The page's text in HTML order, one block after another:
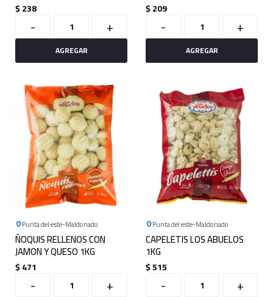
$238
- +
$209
- +
Punta del este Maldonado
ÑOQUIS RELLENOS CON
JAMON Y QUESO 1KG
$471
- +
Punta del este Maldonado
CAPELETIS LOS ABUELOS
1KG
$515
- +